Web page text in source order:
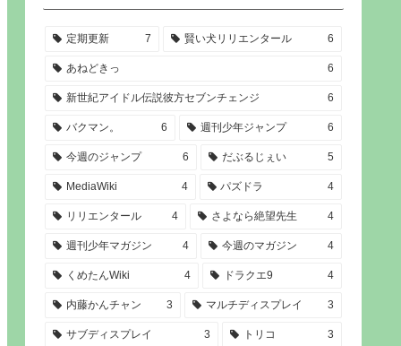
定期更新 7 賢い犬リリエンタール 6
あねどきっ 6
新世紀アイドル伝説彼方セブンチェンジ 6
バクマン。 6 週刊少年ジャンプ 6
今週のジャンプ 6 だぶるじぇい 5
MediaWiki 4 パズドラ 4
リリエンタール 4 さよなら絶望先生 4
週刊少年マガジン 4 今週のマガジン 4
くめたんWiki 4 ドラクエ9 4
内藤かんチャン 3 マルチディスプレイ 3
サブディスプレイ 3 トリコ 3